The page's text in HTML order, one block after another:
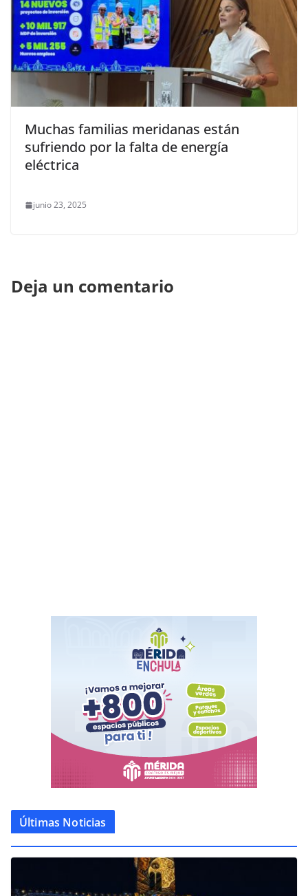
Muchas familias meridanas están
sufriendo por la falta de energía
eléctrica
junio 23, 2025
Deja un comentario
Últimas Noticias